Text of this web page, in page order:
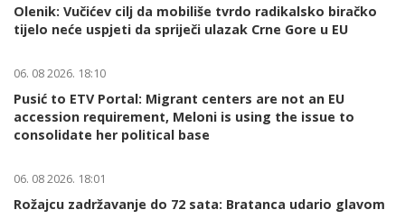
Olenik: Vučićev cilj da mobiliše tvrdo radikalsko biračko
tijelo neće uspjeti da spriječi ulazak Crne Gore u EU
06. 08 2026. 18:10
Pusić to ETV Portal: Migrant centers are not an EU
accession requirement, Meloni is using the issue to
consolidate her political base
06. 08 2026. 18:01
Rožajcu zadržavanje do 72 sata: Bratanca udario glavom